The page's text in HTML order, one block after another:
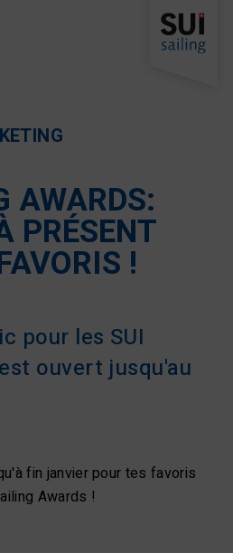
AWARDS:
PRÉSENT
!
pour les SUI
ouvert jusqu'au
fin janvier pour tes favoris
Awards !